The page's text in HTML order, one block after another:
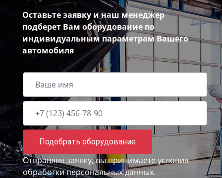
Оставьте заявку и наш менеджер
подберет Вам оборудование по
индивидуальным параметрам Вашего
автомобиля
Подобрать оборудование
Отправляя заявку, вы принимаете условия
обработки персональных данных.